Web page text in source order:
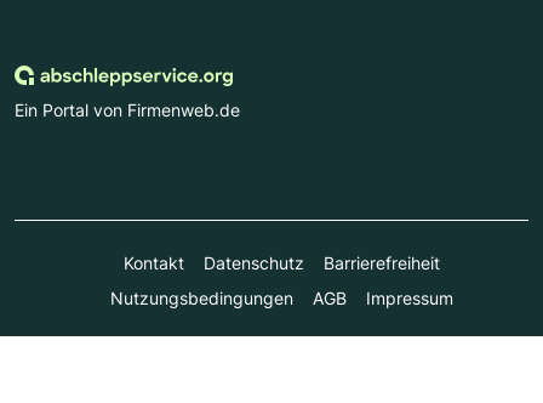
Ein Portal von Firmenweb.de
Kontakt Datenschutz
Barrierefreiheit
Nutzungsbedingungen
AGB Impressum